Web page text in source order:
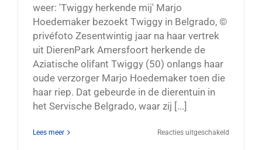
weer: 'Twiggy herkende mij' Marjo
Hoedemaker bezoekt Twiggy in Belgrado, ©
privéfoto Zesentwintig jaar na haar vertrek
uit DierenPark Amersfoort herkende de
Aziatische olifant Twiggy (50) onlangs haar
oude verzorger Marjo Hoedemaker toen die
haar riep. Dat gebeurde in de dierentuin in
het Servische Belgrado, waar zij [...]
Lees meer Reacties uitgeschakeld